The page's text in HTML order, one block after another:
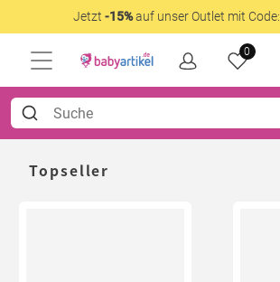
Jetzt -15%auf unser Outlet mit Code:
0
Topseller